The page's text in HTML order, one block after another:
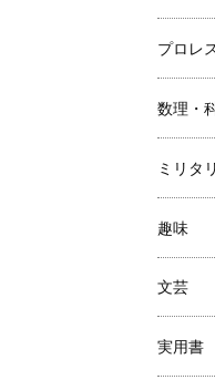
プロレ
数理・
ミリタ
趣味
文芸
実用書